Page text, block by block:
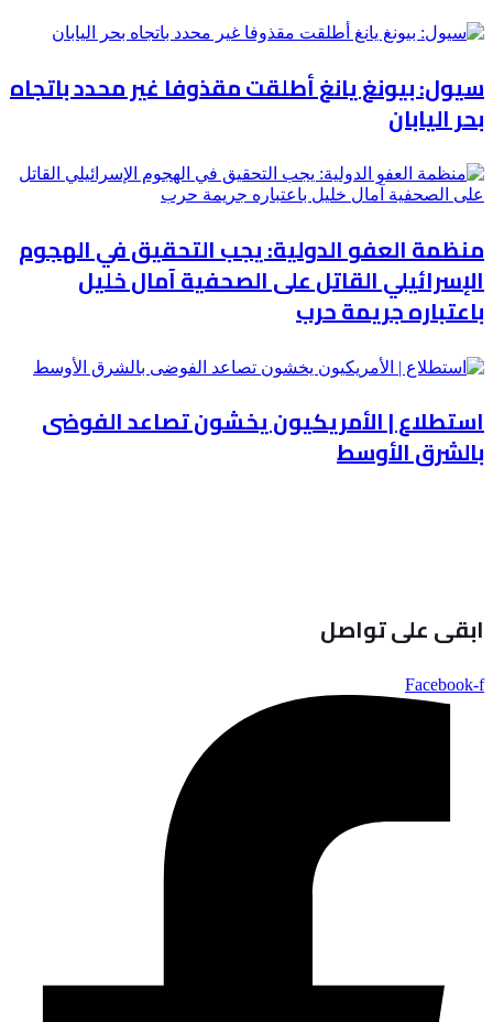
سيول: بيونغ يانغ أطلقت مقذوفا غير محدد باتجاه
بحر اليابان
منظمة العفو الدولية: يجب التحقيق في الهجوم
الإسرائيلي القاتل على الصحفية آمال خليل
باعتباره جريمة حرب
استطلاع | الأمريكيون يخشون تصاعد الفوضى
بالشرق الأوسط
ابقى على تواصل
Facebook-f